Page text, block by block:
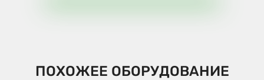
ПОХОЖЕЕ ОБОРУДОВАНИЕ